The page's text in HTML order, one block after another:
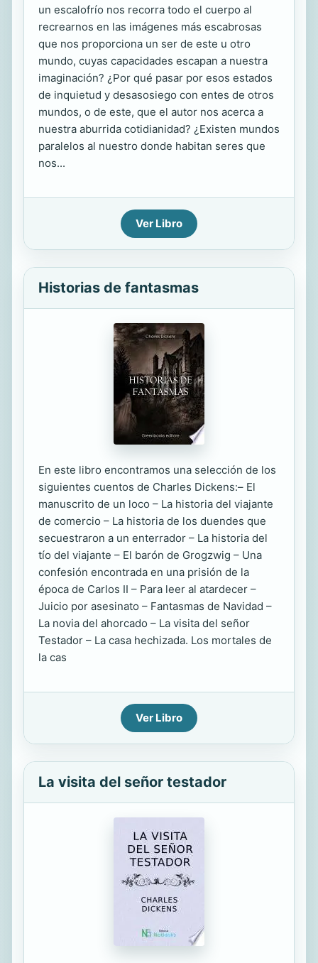
un escalofrío nos recorra todo el cuerpo al
recrearnos en las imágenes más escabrosas
que nos proporciona un ser de este u otro
mundo, cuyas capacidades escapan a nuestra
imaginación? ¿Por qué pasar por esos estados
de inquietud y desasosiego con entes de otros
mundos, o de este, que el autor nos acerca a
nuestra aburrida cotidianidad? ¿Existen mundos
paralelos al nuestro donde habitan seres que
nos...
Ver Libro
Historias de fantasmas
En este libro encontramos una selección de los
siguientes cuentos de Charles Dickens:– El
manuscrito de un loco – La historia del viajante
de comercio – La historia de los duendes que
secuestraron a un enterrador – La historia del
tío del viajante – El barón de Grogzwig – Una
confesión encontrada en una prisión de la
época de Carlos II – Para leer al atardecer –
Juicio por asesinato – Fantasmas de Navidad –
La novia del ahorcado – La visita del señor
Testador – La casa hechizada. Los mortales de
la cas
Ver Libro
La visita del señor testador